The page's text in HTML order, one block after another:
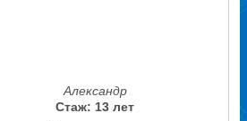
Александр
Стаж: 13 лет